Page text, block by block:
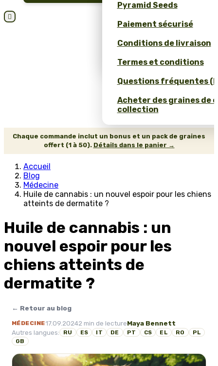
Pyramid Seeds !
Obtenez 10 % de
Calculateur de Prix pour
Pyramid Seeds
Paiement sécurisé
Conditions de livraison
Termes et conditions
Questions fréquentes
Acheter des graines de
collection

Chaque commande inclut un bonus et un pack de graines
offert (1 à 50). Détails dans le panier →
Accueil
Blog
Médecine
Huile de cannabis : un nouvel espoir pour les chiens
atteints de dermatite ?
Huile de cannabis : un
nouvel espoir pour les
chiens atteints de
dermatite ?
← Retour au blog
MÉDECINE17.09.20242 min de lectureMaya Bennett
Autres langues:
RU ES IT DE PT CS EL RO
PL
GB